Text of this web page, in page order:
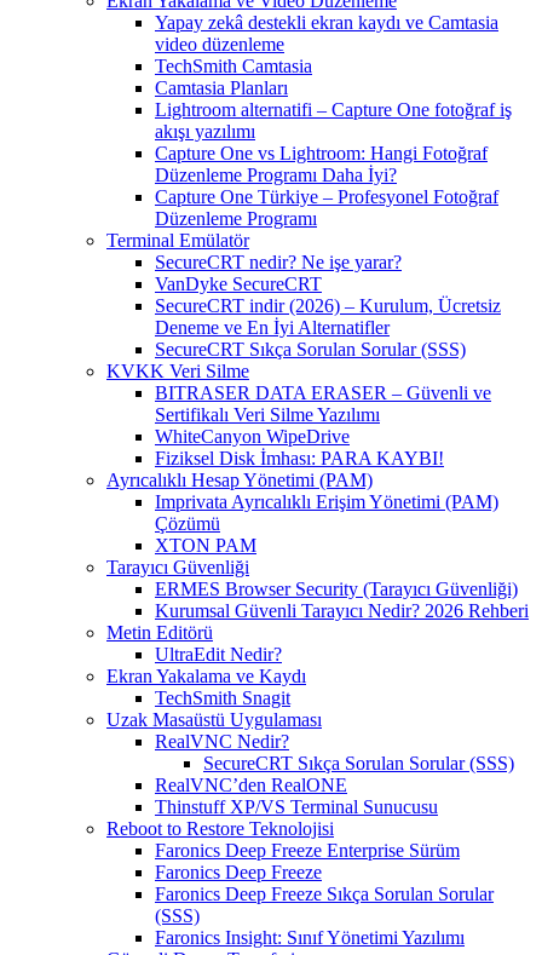
Yapay zekâ destekli ekran kaydı ve Camtasia
video düzenleme
TechSmith Camtasia
Camtasia Planları
Lightroom alternatifi – Capture One fotoğraf iş
akışı yazılımı
Capture One vs Lightroom: Hangi Fotoğraf
Düzenleme Programı Daha İyi?
Capture One Türkiye – Profesyonel Fotoğraf
Düzenleme Programı
Terminal Emülatör
SecureCRT nedir? Ne işe yarar?
VanDyke SecureCRT
SecureCRT indir (2026) – Kurulum, Ücretsiz
Deneme ve En İyi Alternatifler
SecureCRT Sıkça Sorulan Sorular (SSS)
KVKK Veri Silme
BITRASER DATA ERASER – Güvenli ve
Sertifikalı Veri Silme Yazılımı
WhiteCanyon WipeDrive
Fiziksel Disk İmhası: PARA KAYBI!
Ayrıcalıklı Hesap Yönetimi (PAM)
Imprivata Ayrıcalıklı Erişim Yönetimi (PAM)
Çözümü
XTON PAM
Tarayıcı Güvenliği
ERMES Browser Security (Tarayıcı Güvenliği)
Kurumsal Güvenli Tarayıcı Nedir? 2026 Rehberi
Metin Editörü
UltraEdit Nedir?
Ekran Yakalama ve Kaydı
TechSmith Snagit
Uzak Masaüstü Uygulaması
RealVNC Nedir?
SecureCRT Sıkça Sorulan Sorular (SSS)
RealVNC’den RealONE
Thinstuff XP/VS Terminal Sunucusu
Reboot to Restore Teknolojisi
Faronics Deep Freeze Enterprise Sürüm
Faronics Deep Freeze
Faronics Deep Freeze Sıkça Sorulan Sorular
(SSS)
Faronics Insight: Sınıf Yönetimi Yazılımı